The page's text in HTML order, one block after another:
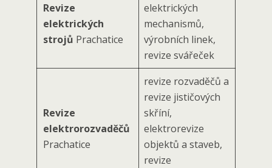
Revize
elektrických
strojů Prachatice
elektrických
mechanismů,
výrobních linek,
revize svářeček
Revize
elektrorozvaděčů
Prachatice
revize rozvaděčů a
revize jističových
skříní,
elektrorevize
objektů a staveb,
revize